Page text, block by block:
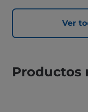
Ver
Productos